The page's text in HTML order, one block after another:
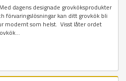
dagens designade grovköksprodukter
förvaringslösningar kan ditt grovkök bli
modernt som helst. Visst låter ordet